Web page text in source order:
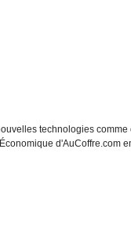
technologies
d'AuCoffre.com